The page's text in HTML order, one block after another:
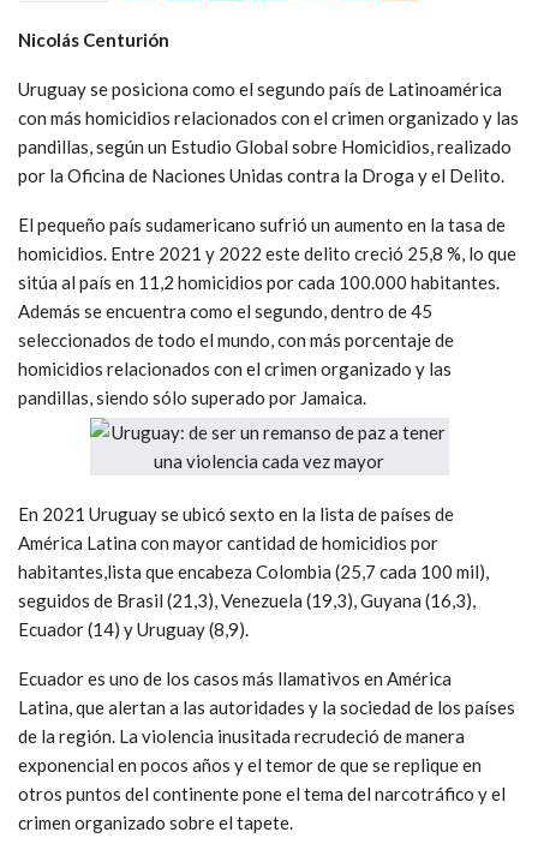
Nicolás Centurión
Uruguay se posiciona como el segundo país de Latinoamérica
con más homicidios relacionados con el crimen organizado y las
pandillas, según un Estudio Global sobre Homicidios, realizado
por la Oficina de Naciones Unidas contra la Droga y el Delito.
El pequeño país sudamericano sufrió un aumento en la tasa de
homicidios. Entre 2021 y 2022 este delito creció 25,8 %, lo que
sitúa al país en 11,2 homicidios por cada 100.000 habitantes.
Además se encuentra como el segundo, dentro de 45
seleccionados de todo el mundo, con más porcentaje de
homicidios relacionados con el crimen organizado y las
pandillas, siendo sólo superado por Jamaica.
En 2021 Uruguay se ubicó sexto en la lista de países de
América Latina con mayor cantidad de homicidios por
habitantes,lista que encabeza Colombia (25,7 cada 100 mil),
seguidos de Brasil (21,3), Venezuela (19,3), Guyana (16,3),
Ecuador (14) y Uruguay (8,9).
Ecuador es uno de los casos más llamativos en América
Latina, que alertan a las autoridades y la sociedad de los países
de la región. La violencia inusitada recrudeció de manera
exponencial en pocos años y el temor de que se replique en
otros puntos del continente pone el tema del narcotráfico y el
crimen organizado sobre el tapete.